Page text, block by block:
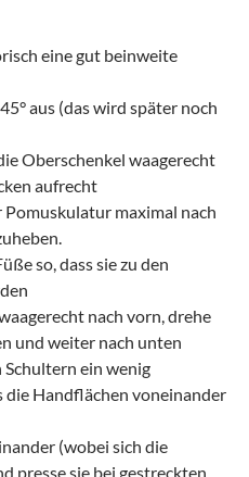
eine gut beinweite
aus (das wird später noch
Oberschenkel waagerecht
aufrecht
Pomuskulatur maximal nach
so, dass sie zu den
nach vorn, drehe
und weiter nach unten
ein wenig
die Handflächen voneinander
(wobei sich die
presse sie bei gestreckten